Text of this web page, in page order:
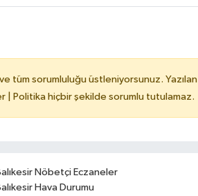
tüm sorumluluğu üstleniyorsunuz. Yazılan
| Politika hiçbir şekilde sorumlu tutulamaz.
Nöbetçi Eczaneler
Hava Durumu